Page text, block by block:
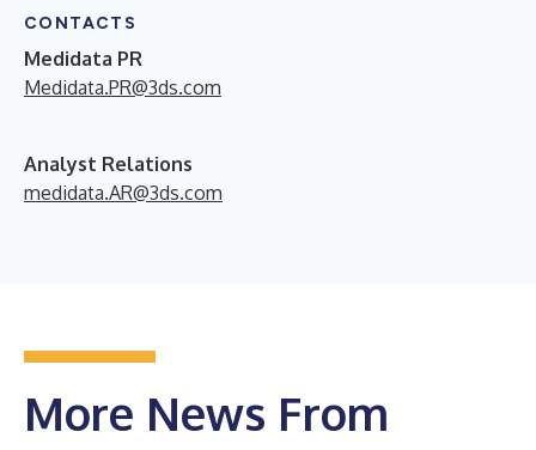
CONTACTS
Medidata PR
Medidata.PR@3ds.com
Analyst Relations
medidata.AR@3ds.com
More News From